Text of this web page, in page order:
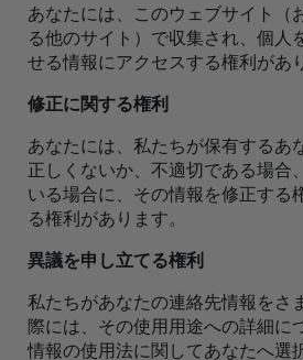
あなたには、このウェブサイト（
る他のサイト）で収集され、個人
せる情報にアクセスする権利があ
修正に関する権利
あなたには、私たちが保有するあ
正しくないか、不適切である場合
いる場合に、その情報を修正する
る権利があります。
異議を申し立てる権利
私たちがあなたの連絡先情報をさ
際には、その使用用途への詳細に
情報の使用法に関してあなたへ選